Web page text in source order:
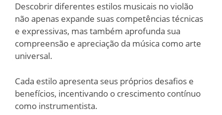
Descobrir diferentes estilos musicais no violão
não apenas expande suas competências técnicas
e expressivas, mas também aprofunda sua
compreensão e apreciação da música como arte
universal.
Cada estilo apresenta seus próprios desafios e
benefícios, incentivando o crescimento contínuo
como instrumentista.